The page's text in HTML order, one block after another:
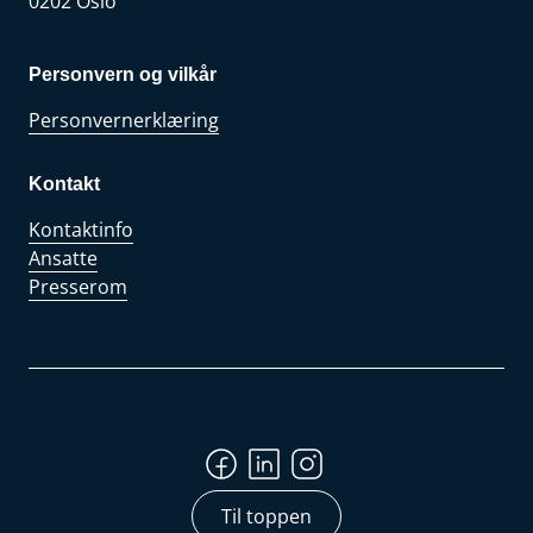
Personvern og vilkår
Personvernerklæring
Kontakt
Kontaktinfo
Ansatte
Presserom
Til toppen